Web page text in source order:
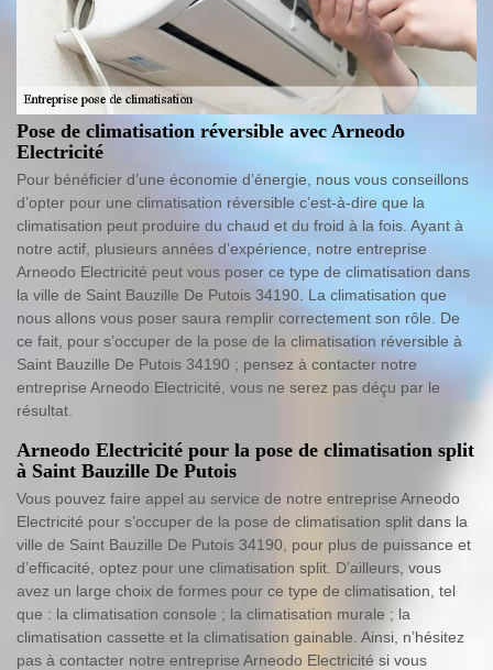
Pose de climatisation réversible avec Arneodo
Electricité
Pour bénéficier d’une économie d’énergie, nous vous conseillons
d’opter pour une climatisation réversible c’est-à-dire que la
climatisation peut produire du chaud et du froid à la fois. Ayant à
notre actif, plusieurs années d’expérience, notre entreprise
Arneodo Electricité peut vous poser ce type de climatisation dans
la ville de Saint Bauzille De Putois 34190. La climatisation que
nous allons vous poser saura remplir correctement son rôle. De
ce fait, pour s’occuper de la pose de la climatisation réversible à
Saint Bauzille De Putois 34190 ; pensez à contacter notre
entreprise Arneodo Electricité, vous ne serez pas déçu par le
résultat.
Arneodo Electricité pour la pose de climatisation split
à Saint Bauzille De Putois
Vous pouvez faire appel au service de notre entreprise Arneodo
Electricité pour s’occuper de la pose de climatisation split dans la
ville de Saint Bauzille De Putois 34190, pour plus de puissance et
d’efficacité, optez pour une climatisation split. D’ailleurs, vous
avez un large choix de formes pour ce type de climatisation, tel
que : la climatisation console ; la climatisation murale ; la
climatisation cassette et la climatisation gainable. Ainsi, n’hésitez
pas à contacter notre entreprise Arneodo Electricité si vous